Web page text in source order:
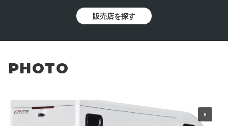
販売店を探す
PHOTO